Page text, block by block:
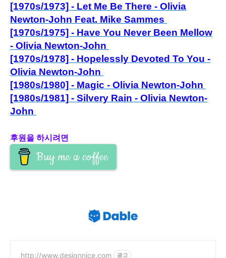
[1970s/1973] - Let Me Be There - Olivia
Newton-John Feat. Mike Sammes
[1970s/1975] - Have You Never Been Mellow
- Olivia Newton-John
[1970s/1978] - Hopelessly Devoted To You -
Olivia Newton-John
[1980s/1980] - Magic - Olivia Newton-John
[1980s/1981] - Silvery Rain - Olivia Newton-
John
후원을 하시려면
Buy me a coffee
http://www.designnice.com 광고